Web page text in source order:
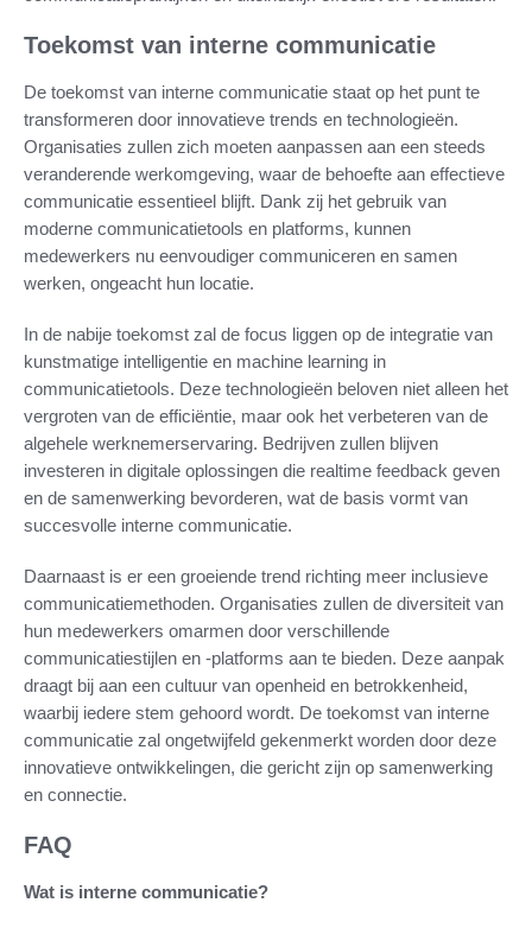
Toekomst van interne communicatie
De toekomst van interne communicatie staat op het punt te
transformeren door innovatieve trends en technologieën.
Organisaties zullen zich moeten aanpassen aan een steeds
veranderende werkomgeving, waar de behoefte aan effectieve
communicatie essentieel blijft. Dank zij het gebruik van
moderne communicatietools en platforms, kunnen
medewerkers nu eenvoudiger communiceren en samen
werken, ongeacht hun locatie.
In de nabije toekomst zal de focus liggen op de integratie van
kunstmatige intelligentie en machine learning in
communicatietools. Deze technologieën beloven niet alleen het
vergroten van de efficiëntie, maar ook het verbeteren van de
algehele werknemerservaring. Bedrijven zullen blijven
investeren in digitale oplossingen die realtime feedback geven
en de samenwerking bevorderen, wat de basis vormt van
succesvolle interne communicatie.
Daarnaast is er een groeiende trend richting meer inclusieve
communicatiemethoden. Organisaties zullen de diversiteit van
hun medewerkers omarmen door verschillende
communicatiestijlen en -platforms aan te bieden. Deze aanpak
draagt bij aan een cultuur van openheid en betrokkenheid,
waarbij iedere stem gehoord wordt. De toekomst van interne
communicatie zal ongetwijfeld gekenmerkt worden door deze
innovatieve ontwikkelingen, die gericht zijn op samenwerking
en connectie.
FAQ
Wat is interne communicatie?